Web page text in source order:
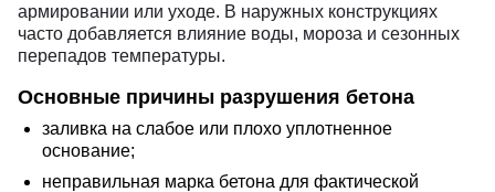
Частые ошибки при расчете бетона
Как быстро проверить расчет перед заказом
на фундамент
армировании или уходе. В наружных конструкциях
часто добавляется влияние воды, мороза и сезонных
перепадов температуры.
Основные причины разрушения бетона
заливка на слабое или плохо уплотненное
основание;
неправильная марка бетона для фактической